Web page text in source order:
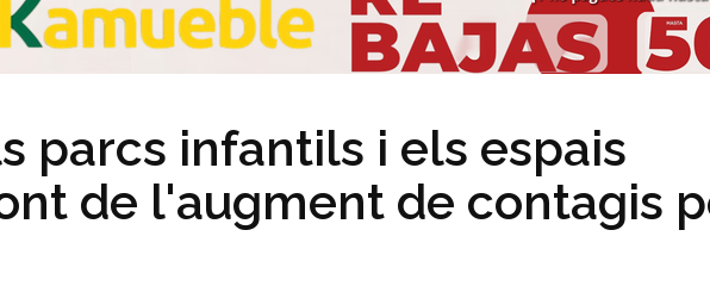
parcs infantils i els espais
de l'augment de contagis